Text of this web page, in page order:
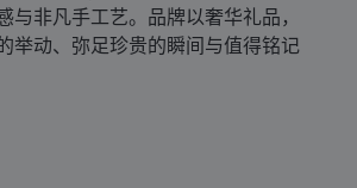
与非凡手工艺。品牌以奢华礼品，
举动、弥足珍贵的瞬间与值得铭记